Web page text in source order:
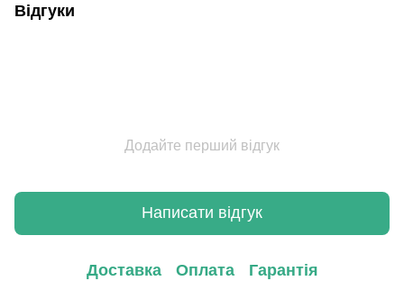
Відгуки
Додайте перший відгук
Написати відгук
Доставка Оплата Гарантія